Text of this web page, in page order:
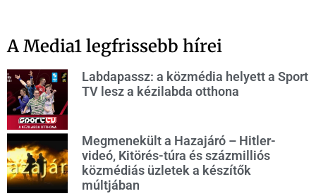
A Media1 legfrissebb hírei
Labdapassz: a közmédia helyett a Sport
TV lesz a kézilabda otthona
Megmenekült a Hazajáró – Hitler-
videó, Kitörés-túra és százmilliós
közmédiás üzletek a készítők
múltjában